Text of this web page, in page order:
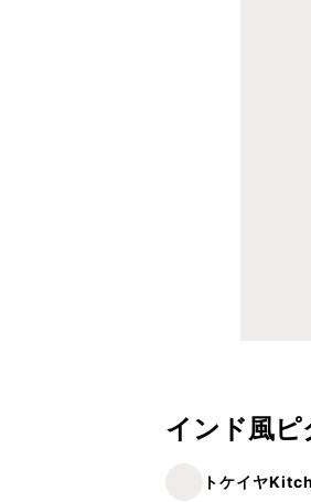
インド風
トケイヤ